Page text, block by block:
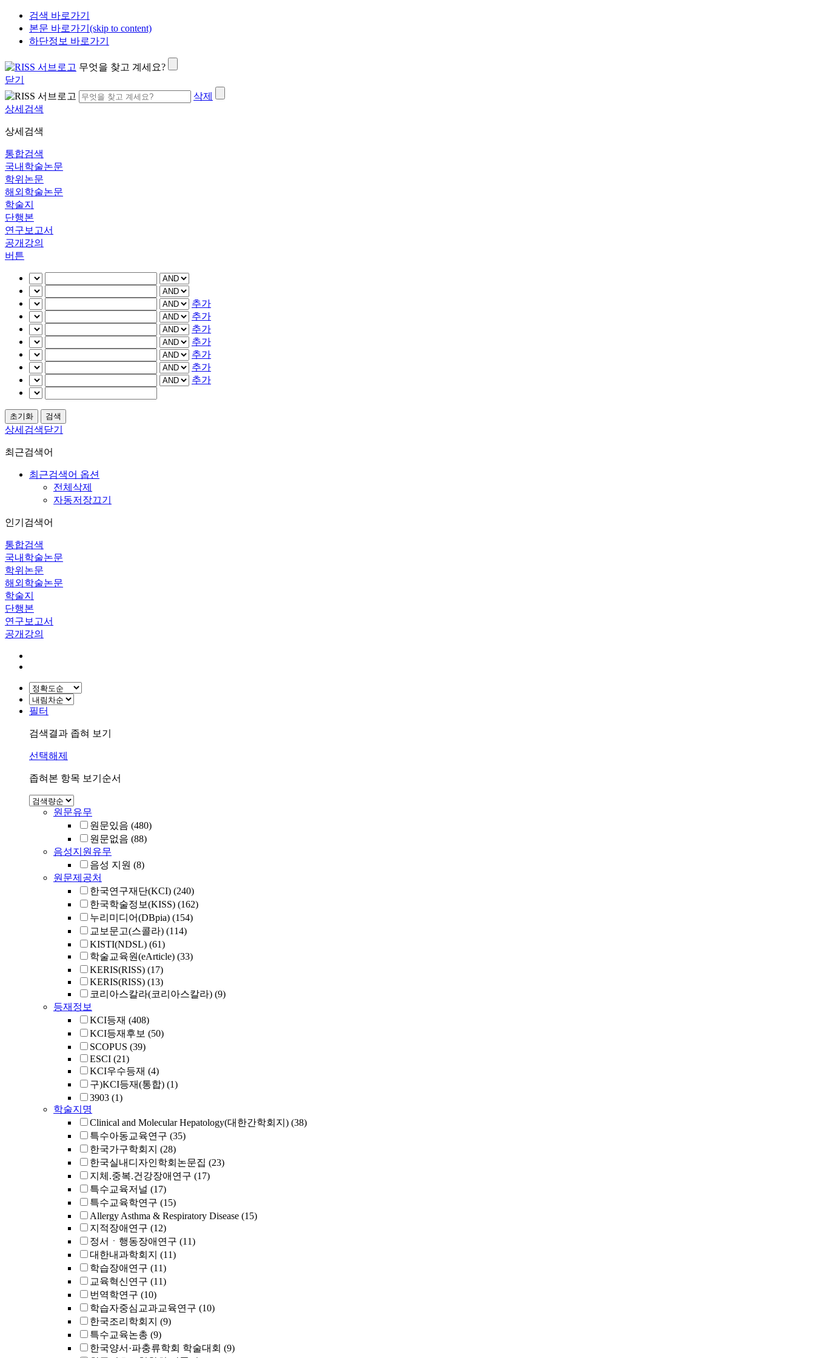
검색 바로가기
본문 바로가기(skip to content)
하단정보 바로가기
무엇을 찾고 계세요?
닫기
삭제
상세검색
상세검색
통합검색
국내학술논문
학위논문
해외학술논문
학술지
단행본
연구보고서
공개강의
버튼
추가
추가
추가
추가
추가
추가
추가
상세검색닫기
최근검색어
최근검색어 옵션
전체삭제
자동저장끄기
인기검색어
통합검색
국내학술논문
학위논문
해외학술논문
학술지
단행본
연구보고서
공개강의
필터
검색결과 좁혀 보기
선택해제
좁혀본 항목 보기순서
원문유무
원문있음 (480)
원문없음 (88)
음성지원유무
음성 지원 (8)
원문제공처
한국연구재단(KCI) (240)
한국학술정보(KISS) (162)
누리미디어(DBpia) (154)
교보문고(스콜라) (114)
KISTI(NDSL) (61)
학술교육원(eArticle) (33)
KERIS(RISS) (17)
KERIS(RISS) (13)
코리아스칼라(코리아스칼라) (9)
등재정보
KCI등재 (408)
KCI등재후보 (50)
SCOPUS (39)
ESCI (21)
KCI우수등재 (4)
구)KCI등재(통합) (1)
3903 (1)
학술지명
Clinical and Molecular Hepatology(대한간학회지) (38)
특수아동교육연구 (35)
한국가구학회지 (28)
한국실내디자인학회논문집 (23)
지체.중복.건강장애연구 (17)
특수교육저널 (17)
특수교육학연구 (15)
Allergy Asthma & Respiratory Disease (15)
지적장애연구 (12)
정서ㆍ행동장애연구 (11)
대한내과학회지 (11)
학습장애연구 (11)
교육혁신연구 (11)
번역학연구 (10)
학습자중심교과교육연구 (10)
한국조리학회지 (9)
특수교육논총 (9)
한국양서·파충류학회 학술대회 (9)